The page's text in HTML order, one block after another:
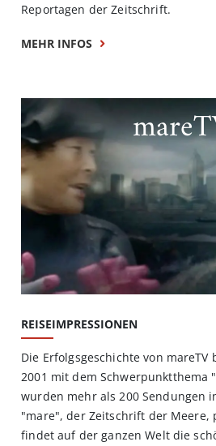
Reportagen der Zeitschrift.
MEHR INFOS
REISEIMPRESSIONEN
Die Erfolgsgeschichte von
2001 mit dem Schwerpunktthema
wurden mehr als 200 Sendungen
"mare", der Zeitschrift der Meere,
findet auf der ganzen Welt die